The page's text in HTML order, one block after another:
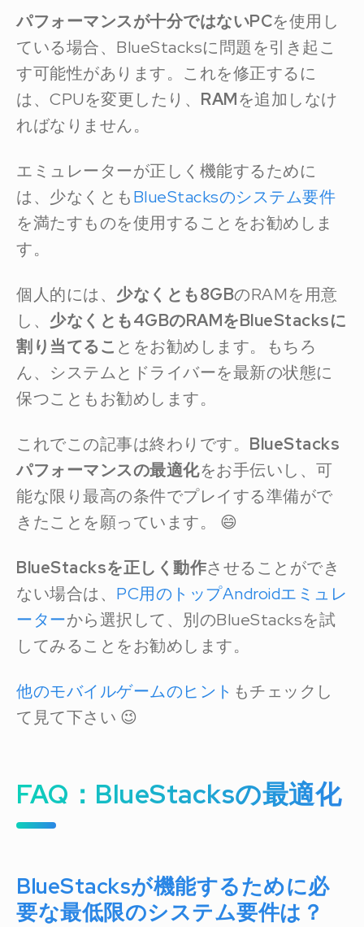
パフォーマンスが十分ではないPCを使用し
ている場合、BlueStacksに問題を引き起こ
す可能性があります。これを修正するに
は、CPUを変更したり、 RAMを追加しなけ
ればなりません。
エミュレーターが正しく機能するために
は、少なくともBlueStacksのシステム要件
を満たすものを使用することをお勧めしま
す。
個人的には、 少なくとも8GBのRAMを用意
し、 少なくとも4GBのRAMをBlueStacksに
割り当てるこ とをお勧めします。もちろ
ん、システムとドライバーを最新の状態に
保つこともお勧めします。
これでこの記事は終わりです。 BlueStacks
パフォーマンスの最適化をお手伝いし、可
能な限り最高の条件でプレイする準備がで
きたことを願っています。 😄
BlueStacksを正しく動作させることができ
ない場合は、 PC用のトップAndroidエミュレ
ーターから選択して、別のBlueStacksを試
してみることをお勧めします。
他のモバイルゲームのヒント もチェックし
て見て下さい 😉
FAQ：BlueStacksの最適化
BlueStacksが機能するために必
要な最低限のシステム要件は？